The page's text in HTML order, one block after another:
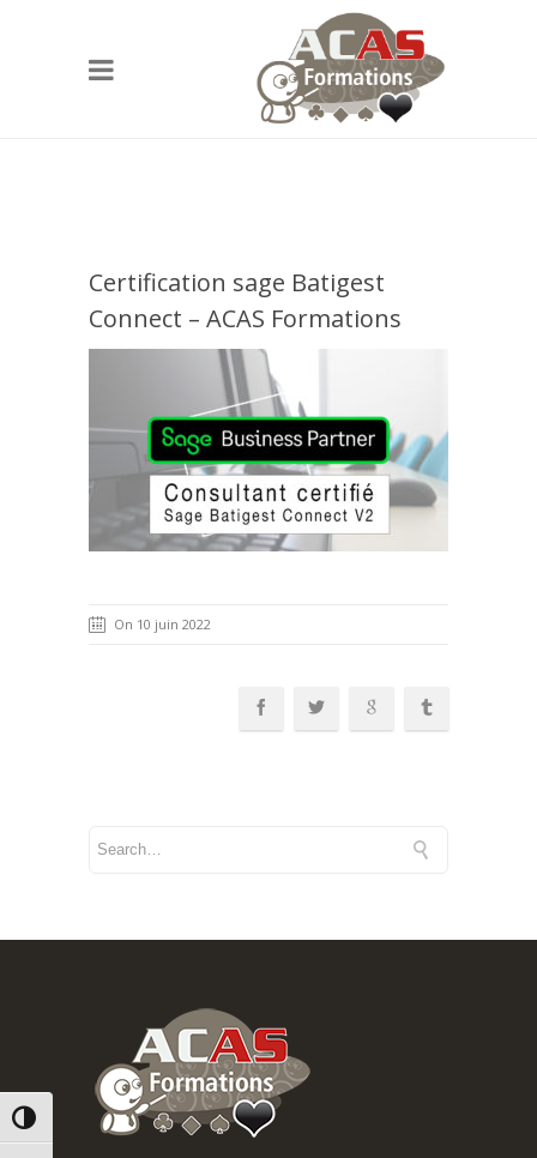
PASSER EN CONTRASTE ÉLEVÉ
Certification sage Batigest
Connect – ACAS Formations
On 10 juin 2022